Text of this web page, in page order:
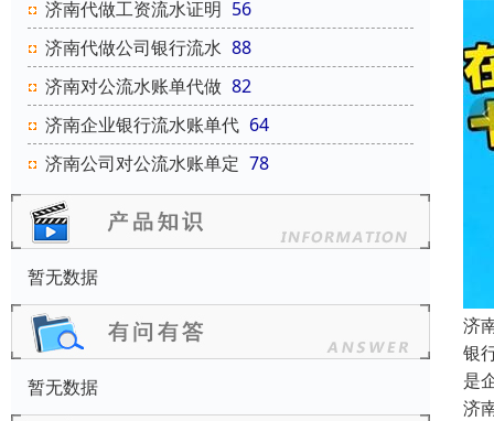
济南代做工资流水证明 56
济南代做公司银行流水 88
济南对公流水账单代做 82
济南企业银行流水账单代 64
济南公司对公流水账单定 78
暂无数据
暂无数据
济
银
是
济